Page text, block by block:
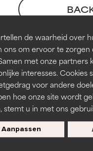
de waarheid over
ons om ervoor te
met onze
interesses. Cookies
voor andere
hoe onze site wordt
stemt u in met ons
Aanpassen
to assess
maar kan
is aanwezig. Het
ingrediënten.
maar kan
is aanwezig. Het
ingrediënten.
Exclusieve